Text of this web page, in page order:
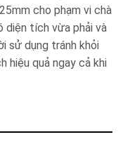
cho phạm vi chà
diện tích vừa phải và
sử dụng tránh khỏi
hiệu quả ngay cả khi